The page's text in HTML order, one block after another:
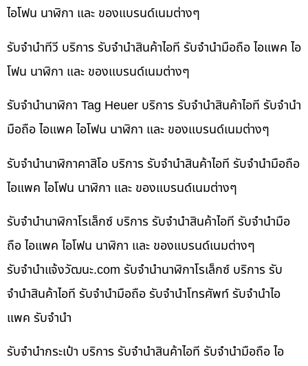
ไอโฟน นาฬิกา และ ของแบรนด์เนมต่างๆ
รับจำนำทีวี บริการ รับจำนำสินค้าไอที รับจำนำมือถือ ไอแพค ไอ
โฟน นาฬิกา และ ของแบรนด์เนมต่างๆ
รับจำนำนาฬิกา Tag Heuer บริการ รับจำนำสินค้าไอที รับจำนำ
มือถือ ไอแพค ไอโฟน นาฬิกา และ ของแบรนด์เนมต่างๆ
รับจำนำนาฬิกาคาสิโอ บริการ รับจำนำสินค้าไอที รับจำนำมือถือ
ไอแพค ไอโฟน นาฬิกา และ ของแบรนด์เนมต่างๆ
รับจำนำนาฬิกาโรเล็กซ์ บริการ รับจำนำสินค้าไอที รับจำนำมือ
ถือ ไอแพค ไอโฟน นาฬิกา และ ของแบรนด์เนมต่างๆ
รับจํานําแจ้งวัฒนะ.com รับจำนำนาฬิกาโรเล็กซ์ บริการ รับ
จำนำสินค้าไอที รับจำนำมือถือ รับจำนำโทรศัพท์ รับจำนำไอ
แพค รับจำนำ
รับจำนำกระเป๋า บริการ รับจำนำสินค้าไอที รับจำนำมือถือ ไอ